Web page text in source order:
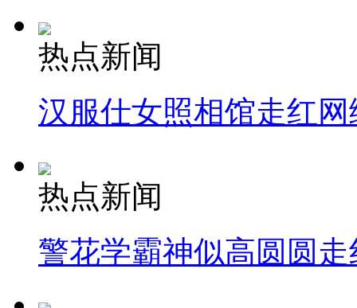
热点新闻
汉服仕女照相馆走红网
热点新闻
警花学霸神似高圆圆走